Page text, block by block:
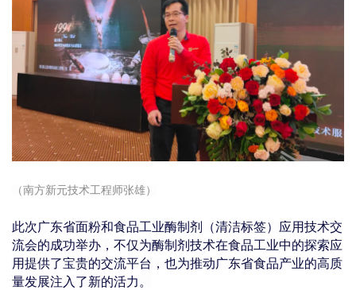
（南方新元技术工程师张雄）
此次广东省面粉和食品工业酶制剂（清洁标签）应用技术交
流会的成功举办，不仅为酶制剂技术在食品工业中的探索应
用提供了宝贵的交流平台，也为推动广东省食品产业的高质
量发展注入了新的活力。